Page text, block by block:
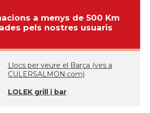
a menys de 500 Km
pels nostres usuaris
Llocs per veure el Barça (ves a
CULERSALMON.com)
LOLEK grill i bar